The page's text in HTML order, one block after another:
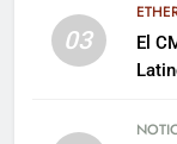
03
El